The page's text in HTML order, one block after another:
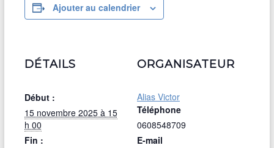
Ajouter au calendrier
DÉTAILS
Début :
15 novembre 2025 à 15
h 00
Fin :
ORGANISATEUR
Alias Victor
Téléphone
0608548709
E-mail